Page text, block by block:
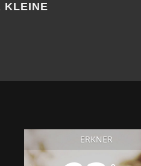
ERKNER
23
° °